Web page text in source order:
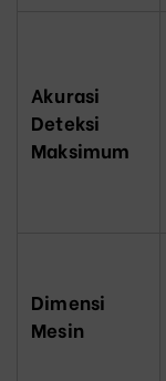
Akurasi
Deteksi
Maksimum
Dimensi
Mesin